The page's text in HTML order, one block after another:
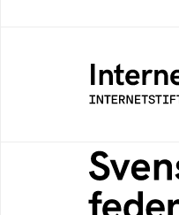
Samlad
säker och
Grunden för